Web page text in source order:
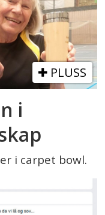
PLUSS
i
i carpet bowl.